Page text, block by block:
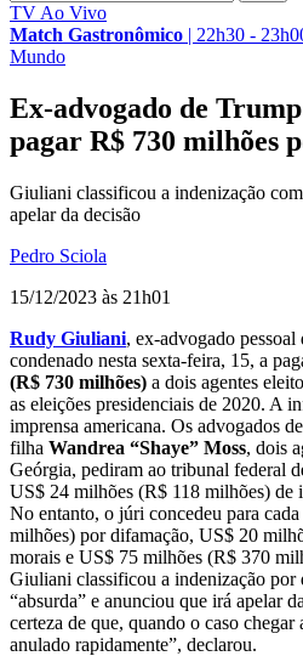
TV Ao Vivo
Match Gastronômico | 22h30 -
Mundo
Ex-advogado de
pagar R$ 730 milhões
Giuliani classificou a indenização
apelar da decisão
Pedro Sciola
15/12/2023 às 21h01
Rudy Giuliani, ex-advogado pessoal
condenado nesta sexta-feira, 15, a
(R$ 730 milhões) a dois agentes
as eleições presidenciais de 2020. A
imprensa americana. Os advogados de
filha Wandrea “Shaye” Moss, dois
Geórgia, pediram ao tribunal federal
US$ 24 milhões (R$ 118 milhões) de
No entanto, o júri concedeu para
milhões) por difamação, US$ 20
morais e US$ 75 milhões (R$ 370
Giuliani classificou a indenização por
“absurda” e anunciou que irá apelar
certeza de que, quando o caso
anulado rapidamente”, declarou.